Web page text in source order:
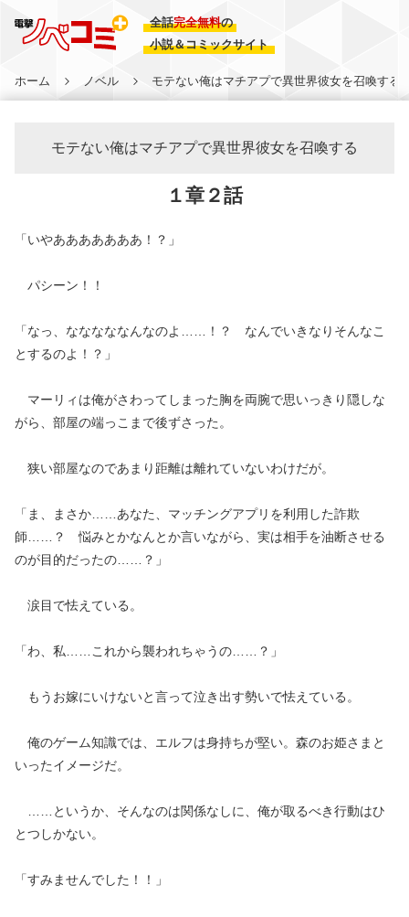
全話完全無料の
小説＆コミックサイト
ホーム ノベル モテない俺はマチアプで異世界彼女を召喚する
モテない俺はマチアプで異世界彼女を召喚する
１章２話
「いやあああああああ！？」
パシーン！！
「なっ、なななななんなのよ……！？ なんでいきなりそんなこ
とするのよ！？」
マーリィは俺がさわってしまった胸を両腕で思いっきり隠しな
がら、部屋の端っこまで後ずさった。
狭い部屋なのであまり距離は離れていないわけだが。
「ま、まさか……あなた、マッチングアプリを利用した詐欺
師……？ 悩みとかなんとか言いながら、実は相手を油断させる
のが目的だったの……？」
涙目で怯えている。
「わ、私……これから襲われちゃうの……？」
もうお嫁にいけないと言って泣き出す勢いで怯えている。
俺のゲーム知識では、エルフは身持ちが堅い。森のお姫さまと
いったイメージだ。
……というか、そんなのは関係なしに、俺が取るべき行動はひ
とつしかない。
「すみませんでした！！」